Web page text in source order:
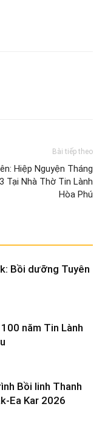
Bài tiếp theo
Hiệp Nguyện Tháng
Tại Nhà Thờ Tin Lành
Hòa Phú
Bồi dưỡng Tuyên
năm Tin Lành
Bồi linh Thanh
Ea Kar 2026